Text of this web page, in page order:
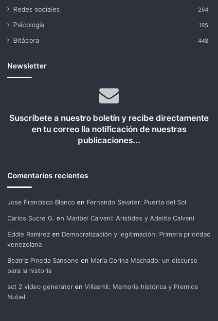
Redes sociales 264
Psicología 185
Bitácora 448
Newsletter
Suscríbete a nuestro boletín y recibe directamente
en tu correo lla notificación de nuestras
publicaciones...
Comentarios recientes
Jose Francisco Blanco en Fernando Savater: Puerta del Sol
Carlos Sucre G. en Maribel Calvani: Arístides y Adelita Calvani
Eddie Ramirez en Democratización y legitimación: Primera prioridad
venezolana
Beatriz Pineda Sansone en María Corina Machado: un discurso
para la historia
act 2 video generator en Villasmil: Memoria histórica y Premios
Nobel